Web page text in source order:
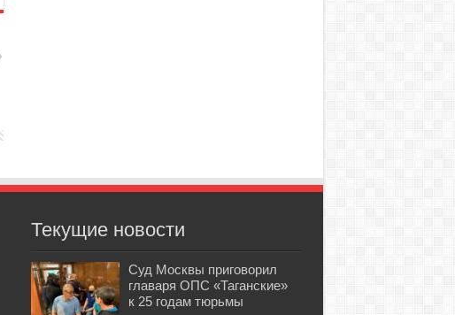
Текущие новости
Суд Москвы приговорил
главаря ОПС «Таганские»
к 25 годам тюрьмы